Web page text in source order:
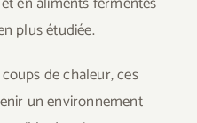
plus étudiée.
de chaleur, ces
un environnement